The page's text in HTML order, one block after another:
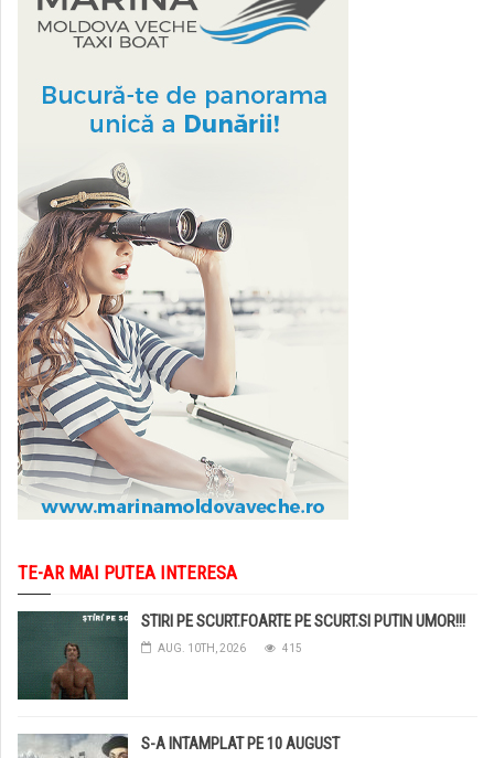
TE-AR MAI PUTEA INTERESA
STIRI PE SCURT.FOARTE PE SCURT.SI PUTIN UMOR!!!
AUG. 10TH, 2026 415
S-A INTAMPLAT PE 10 AUGUST